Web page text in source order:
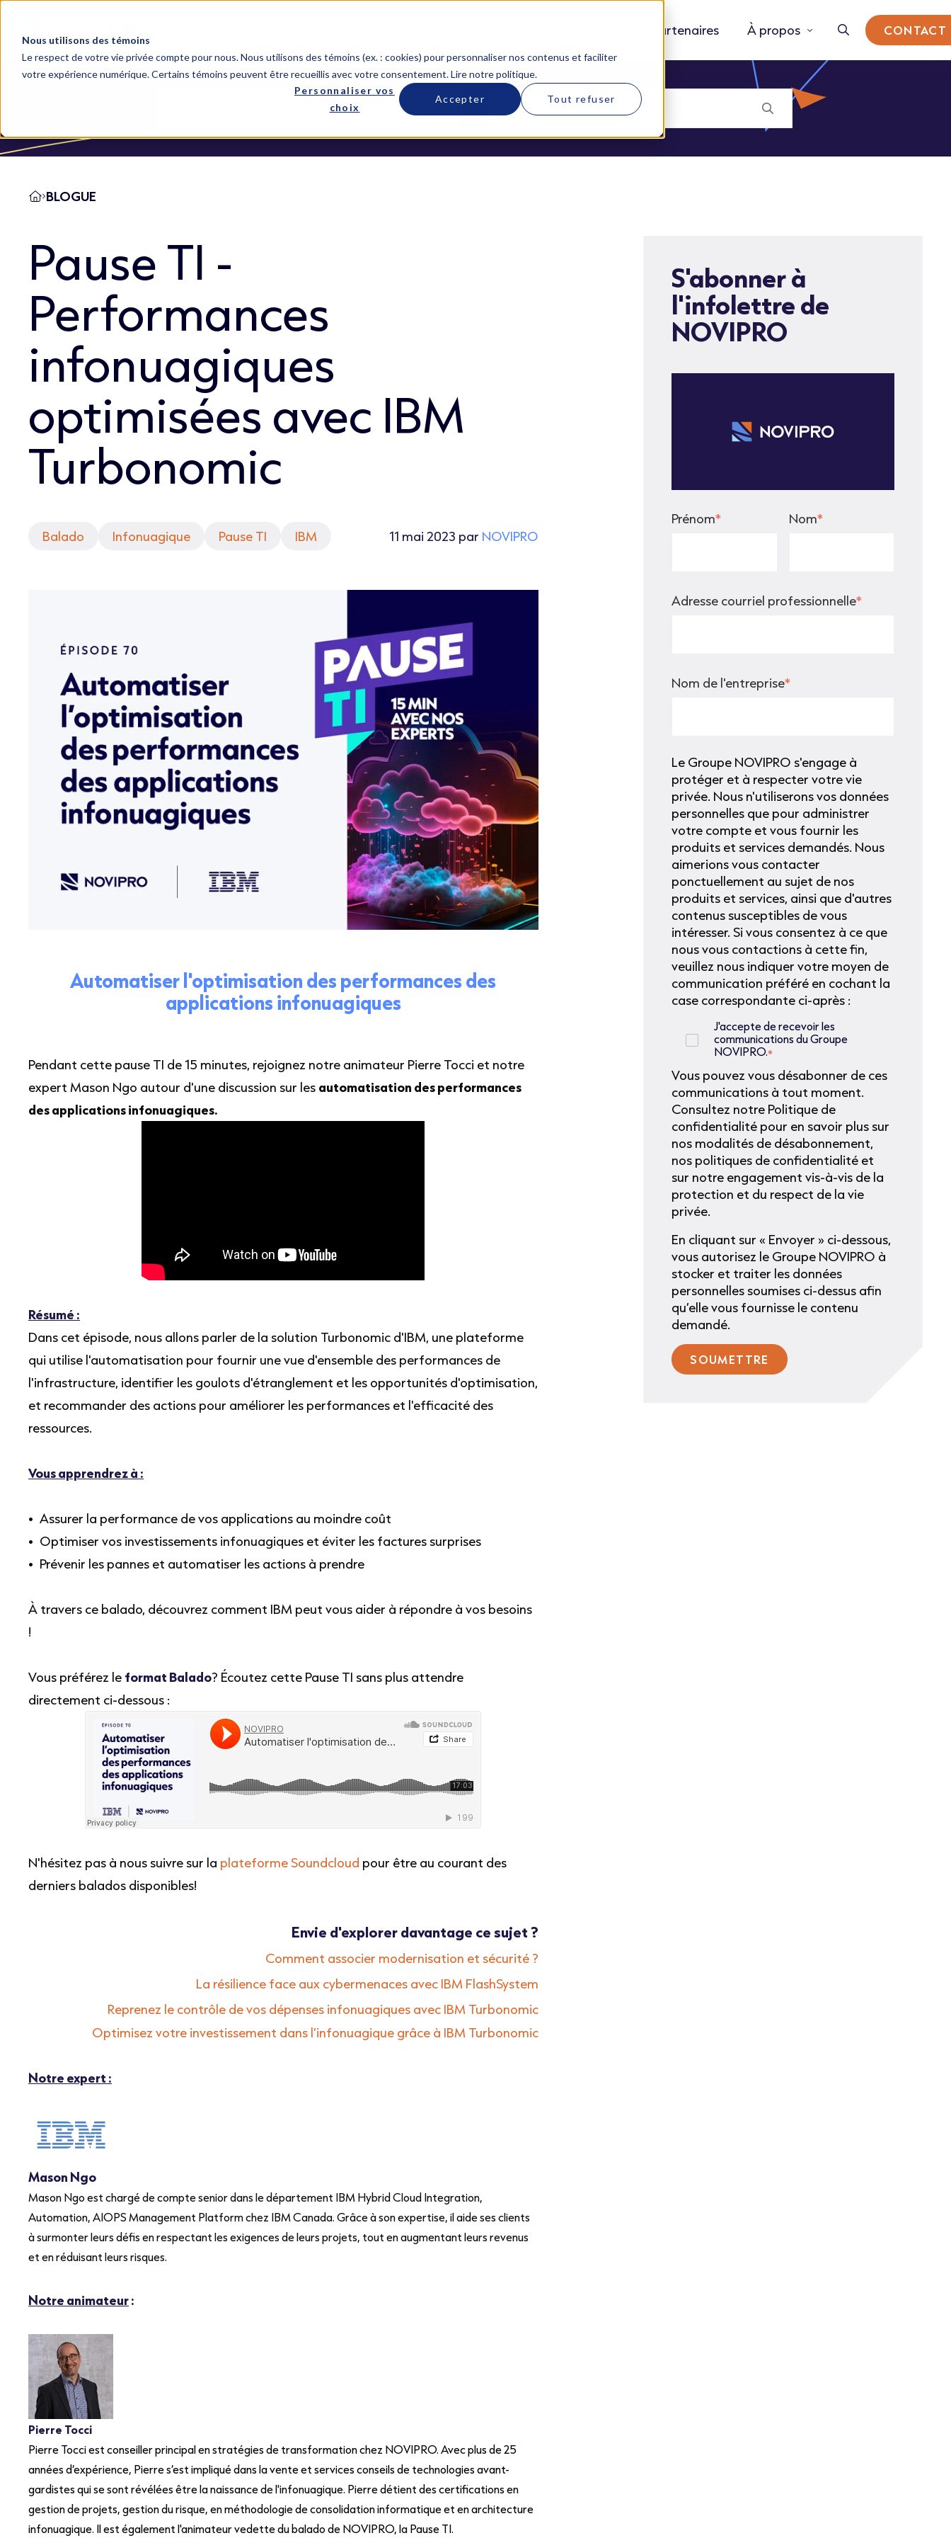
Nous utilisons des témoins
Le respect de votre vie privée compte pour nous. Nous utilisons des témoins (ex. : cookies) pour personnaliser nos contenus et faciliter
votre expérience numérique. Certains témoins peuvent être recueillis avec votre consentement.Lire notre politique.
Personnaliser vos
choix
Accepter Tout refuser
Partenaires À propos CONTACT
BLOGUE
Pause TI -
Performances
infonuagiques
optimisées avec IBM
Turbonomic
Balado Infonuagique Pause TI IBM 11 mai 2023 par NOVIPRO
Automatiser l'optimisation des performances des
applications infonuagiques
Pendant cette pause TI de 15 minutes, rejoignez notre animateur Pierre Tocci et notre
expert Mason Ngo autour d'une discussion sur les automatisation des performances
des applications infonuagiques.
Résumé :
Dans cet épisode, nous allons parler de la solution Turbonomic d'IBM, une plateforme
qui utilise l'automatisation pour fournir une vue d'ensemble des performances de
l'infrastructure, identifier les goulots d'étranglement et les opportunités d'optimisation,
et recommander des actions pour améliorer les performances et l'efficacité des
ressources.
Vous apprendrez à :
Assurer la performance de vos applications au moindre coût
Optimiser vos investissements infonuagiques et éviter les factures surprises
Prévenir les pannes et automatiser les actions à prendre
À travers ce balado, découvrez comment IBM peut vous aider à répondre à vos besoins
!
Vous préférez le format Balado? Écoutez cette Pause TI sans plus attendre
directement ci-dessous :
N'hésitez pas à nous suivre sur la plateforme Soundcloud pour être au courant des
derniers balados disponibles!
Envie d'explorer davantage ce sujet ?
Comment associer modernisation et sécurité ?
La résilience face aux cybermenaces avec IBM FlashSystem
Reprenez le contrôle de vos dépenses infonuagiques avec IBM Turbonomic
Optimisez votre investissement dans l’infonuagique grâce à IBM Turbonomic
Notre expert :
Mason Ngo
Mason Ngo est chargé de compte senior dans le département IBM Hybrid Cloud Integration,
Automation, AIOPS Management Platform chez IBM Canada. Grâce à son expertise, il aide ses clients
à surmonter leurs défis en respectant les exigences de leurs projets, tout en augmentant leurs revenus
et en réduisant leurs risques.
Notre animateur:
Pierre Tocci
Pierre Tocci est conseiller principal en stratégies de transformation chez NOVIPRO. Avec plus de 25
années d’expérience, Pierre s’est impliqué dans la vente et services conseils de technologies avant-
gardistes qui se sont révélées être la naissance de l'infonuagique. Pierre détient des certifications en
gestion de projets, gestion du risque, en méthodologie de consolidation informatique et en architecture
infonuagique. Il est également l'animateur vedette du balado de NOVIPRO, la Pause TI.
S'abonner à
l'infolettre de
NOVIPRO
Prénom* Nom*
Adresse courriel professionnelle*
Nom de l'entreprise*
Le Groupe NOVIPRO s'engage à
protéger et à respecter votre vie
privée. Nous n'utiliserons vos données
personnelles que pour administrer
votre compte et vous fournir les
produits et services demandés. Nous
aimerions vous contacter
ponctuellement au sujet de nos
produits et services, ainsi que d'autres
contenus susceptibles de vous
intéresser. Si vous consentez à ce que
nous vous contactions à cette fin,
veuillez nous indiquer votre moyen de
communication préféré en cochant la
case correspondante ci-après :
J'accepte de recevoir les
communications du Groupe
NOVIPRO.*
Vous pouvez vous désabonner de ces
communications à tout moment.
Consultez notre Politique de
confidentialité pour en savoir plus sur
nos modalités de désabonnement,
nos politiques de confidentialité et
sur notre engagement vis-à-vis de la
protection et du respect de la vie
privée.
En cliquant sur « Envoyer » ci-dessous,
vous autorisez le Groupe NOVIPRO à
stocker et traiter les données
personnelles soumises ci-dessus afin
qu’elle vous fournisse le contenu
demandé.